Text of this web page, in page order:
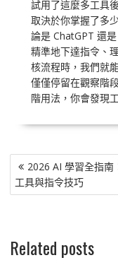
試用了這麼多工具
取決於你掌握了多
論是 ChatGPT 還
精準地下達指令、
核流程時，我們就
僅僅停留在觀察階
階用法，你會發現
文
章
導
2026 AI 學習全指南
工具與指令技巧
Related posts